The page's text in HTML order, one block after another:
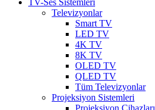
TV-Ses Sistemleri
Televizyonlar
Smart TV
LED TV
4K TV
8K TV
OLED TV
QLED TV
Tüm Televizyonlar
Projeksiyon Sistemleri
Projeksiyon Cihazları